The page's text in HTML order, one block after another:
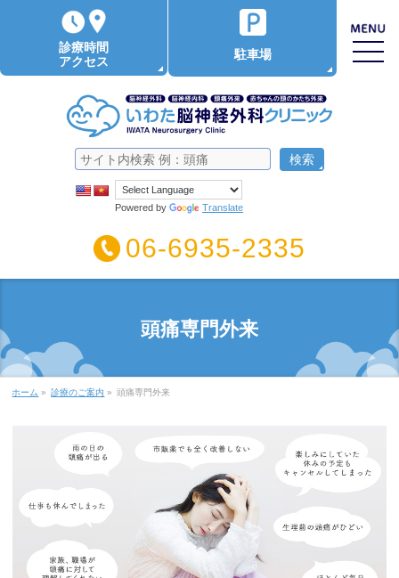
Powered by Translate
06-6935-2335
診療時間
アクセス
駐車場
頭痛専門外来
ホーム » 診療のご案内 » 頭痛専門外来